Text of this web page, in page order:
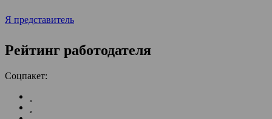
Я представитель
Рейтинг работодателя
Соцпакет: